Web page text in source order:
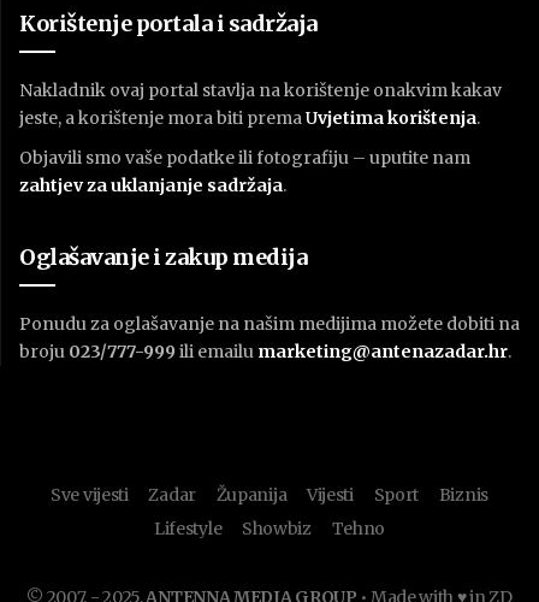
Korištenje portala i sadržaja
Nakladnik ovaj portal stavlja na korištenje onakvim kakav
jeste, a korištenje mora biti premaUvjetima korištenja.
Objavili smo vaše podatke ili fotografiju – uputite nam
zahtjev za uklanjanje sadržaja.
Oglašavanje i zakup medija
Ponudu za oglašavanje na našim medijima možete dobiti na
broju 023/777-999 ili emailu marketing@antenazadar.hr.
Sve vijesti Zadar Županija Vijesti Sport
Biznis
Lifestyle
Showbiz Tehno
© 2007. - 2025.ANTENNA MEDIA GROUP • Made with ♥ in ZD